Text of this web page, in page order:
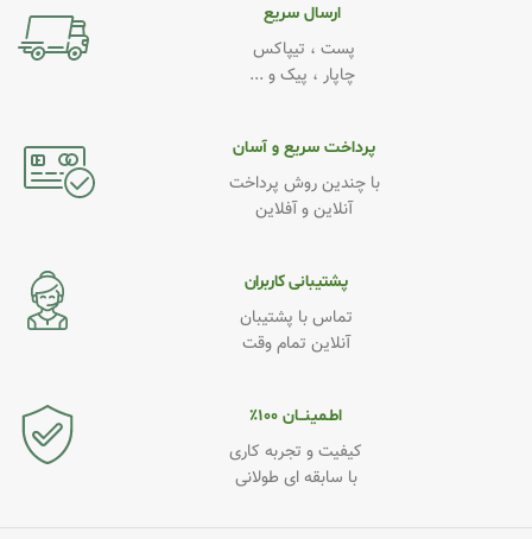
ارسال سریع
پست ، تیپاکس
چاپار ، پیک و ...
پرداخت سریع و آسان
با چندین روش پرداخت
آنلاین و آفلاین
پشتیبانی کاربران
تماس با پشتیبان
آنلاین تمام وقت
اطـمینــان ۱۰۰٪
کیفیت و تجربه کاری
با سابقه ای طولانی